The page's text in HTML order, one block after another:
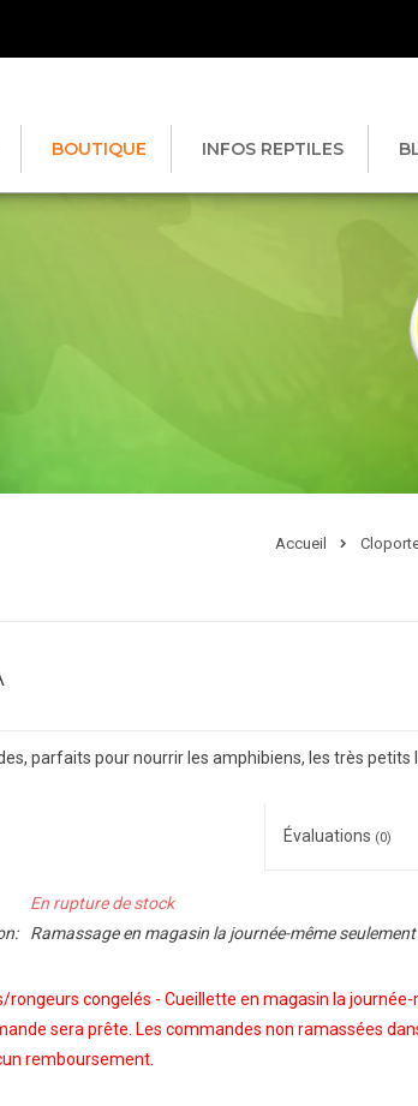
BOUTIQUE INFOS REPTILES
Accueil
parfaits pour nourrir les amphibiens, les très
Évaluations (0)
En rupture de stock
Ramassage en magasin la journée-même seulement
rongeurs congelés - Cueillette en magasin la
sera prête. Les commandes non ramassées
remboursement.